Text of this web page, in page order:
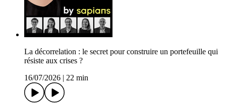
La décorrelation : le secret pour construire un portefeuille qui
résiste aux crises ?
16/07/2026
22 min